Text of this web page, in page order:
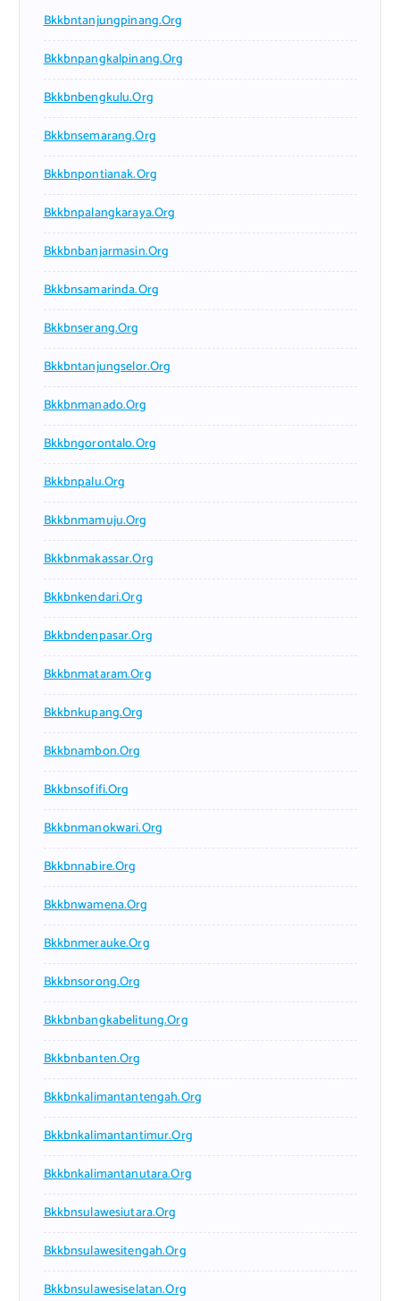
Bkkbntanjungpinang.org
Bkkbnpangkalpinang.org
Bkkbnbengkulu.org
Bkkbnsemarang.org
Bkkbnpontianak.org
Bkkbnpalangkaraya.org
Bkkbnbanjarmasin.org
Bkkbnsamarinda.org
Bkkbnserang.org
Bkkbntanjungselor.org
Bkkbnmanado.org
Bkkbngorontalo.org
Bkkbnpalu.org
Bkkbnmamuju.org
Bkkbnmakassar.org
Bkkbnkendari.org
Bkkbndenpasar.org
Bkkbnmataram.org
Bkkbnkupang.org
Bkkbnambon.org
Bkkbnsofifi.org
Bkkbnmanokwari.org
Bkkbnnabire.org
Bkkbnwamena.org
Bkkbnmerauke.org
Bkkbnsorong.org
Bkkbnbangkabelitung.org
Bkkbnbanten.org
Bkkbnkalimantantengah.org
Bkkbnkalimantantimur.org
Bkkbnkalimantanutara.org
Bkkbnsulawesiutara.org
Bkkbnsulawesitengah.org
Bkkbnsulawesiselatan.org